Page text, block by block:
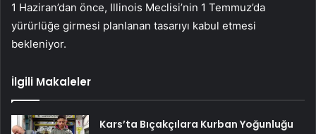
1 Haziran’dan önce, Illinois Meclisi’nin 1 Temmuz’da
yürürlüğe girmesi planlanan tasarıyı kabul etmesi
bekleniyor.
İlgili Makaleler
Kars’ta Bıçakçılara Kurban Yoğunluğu